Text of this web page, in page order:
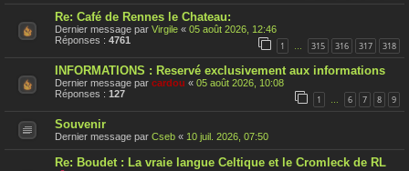
Re: Café de Rennes le Chateau:
Dernier message par Virgile « 05 août 2026, 12:46
Réponses : 4761 1 … 315 316 317 318
INFORMATIONS : Reservé exclusivement aux informations
Dernier message par cardou « 05 août 2026, 10:08
Réponses : 127 1 6 7 8 9
Souvenir
Dernier message par Cseb « 10 juil. 2026, 07:50
Re: Boudet : La vraie langue Celtique et le Cromleck de RL